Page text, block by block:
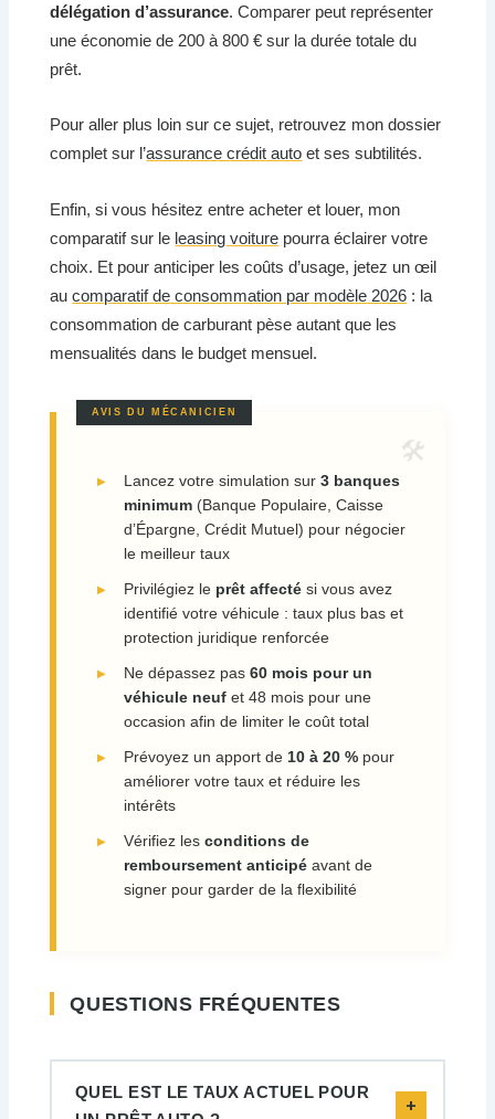
délégation d’assurance. Comparer peut représenter
une économie de 200 à 800 € sur la durée totale du
prêt.
Pour aller plus loin sur ce sujet, retrouvez mon dossier
complet sur l’assurance crédit auto et ses subtilités.
Enfin, si vous hésitez entre acheter et louer, mon
comparatif sur le leasing voiture pourra éclairer votre
choix. Et pour anticiper les coûts d’usage, jetez un œil
aucomparatif de consommation par modèle 2026 : la
consommation de carburant pèse autant que les
mensualités dans le budget mensuel.
Lancez votre simulation sur 3 banques
minimum(Banque Populaire, Caisse
d’Épargne, Crédit Mutuel) pour négocier
le meilleur taux
Privilégiez le prêt affectési vous avez
identifié votre véhicule : taux plus bas et
protection juridique renforcée
Ne dépassez pas 60 mois pour un
véhicule neufet 48 mois pour une
occasion afin de limiter le coût total
Prévoyez un apport de 10 à 20 %pour
améliorer votre taux et réduire les
intérêts
Vérifiez les conditions de
remboursement anticipéavant de
signer pour garder de la flexibilité
QUESTIONS FRÉQUENTES
QUEL EST LE TAUX ACTUEL POUR